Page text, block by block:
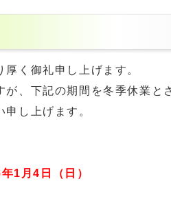
く御礼申し上げます。
、下記の期間を冬季休業と
し上げます。
1月4日（日）